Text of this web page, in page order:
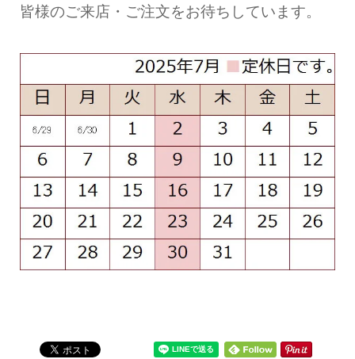
皆様のご来店・ご注文をお待ちしています。